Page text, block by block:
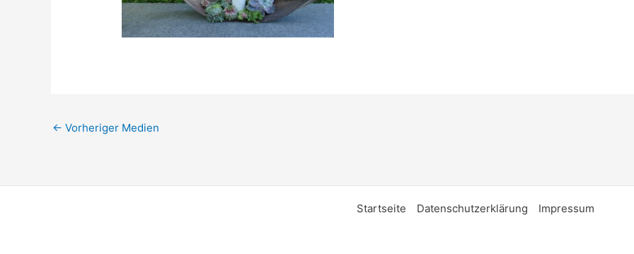
← Vorheriger Medien
Startseite Datenschutzerklärung Impressum